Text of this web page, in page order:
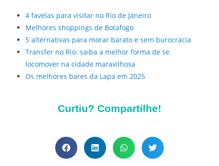
4 favelas para visitar no Rio de Janeiro
Melhores shoppings de Botafogo
5 alternativas para morar barato e sem burocracia
Transfer no Rio: saiba a melhor forma de se
locomover na cidade maravilhosa
Os melhores bares da Lapa em 2025
Curtiu? Compartilhe!